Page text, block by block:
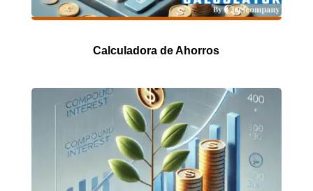
Calculadora de Ahorros